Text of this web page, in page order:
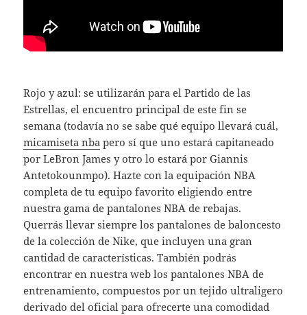
Rojo y azul: se utilizarán para el Partido de las
Estrellas, el encuentro principal de este fin se
semana (todavía no se sabe qué equipo llevará cuál,
micamiseta nba pero sí que uno estará capitaneado
por LeBron James y otro lo estará por Giannis
Antetokounmpo). Hazte con la equipación NBA
completa de tu equipo favorito eligiendo entre
nuestra gama de pantalones NBA de rebajas.
Querrás llevar siempre los pantalones de baloncesto
de la colección de Nike, que incluyen una gran
cantidad de características. También podrás
encontrar en nuestra web los pantalones NBA de
entrenamiento, compuestos por un tejido ultraligero
derivado del oficial para ofrecerte una comodidad